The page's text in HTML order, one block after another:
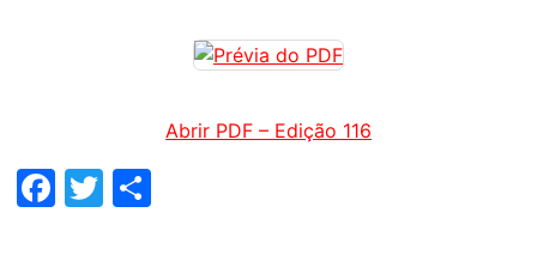
Abrir PDF – Edição 116
Facebook
Twitter